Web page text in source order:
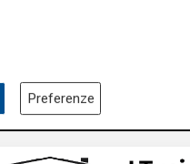
Preferenze